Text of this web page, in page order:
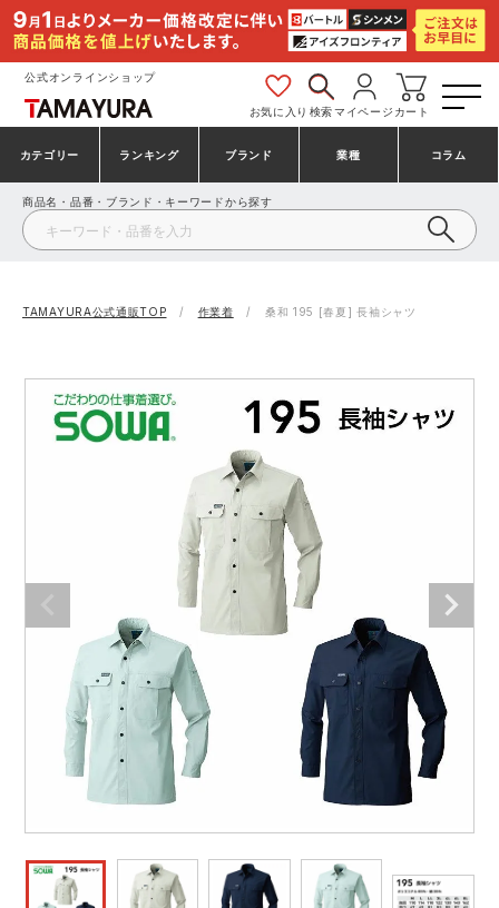
公式オンラインショップ
お気に入り 検索マイページ カート
カテゴリー
安全靴・作業靴
事務服・オフィスウェア
アウトドア・スポーツ
ワークスーツ
コンプレッションウェア
ランキング
安全靴ランキング
安全靴スニーカーランキング
アシックス安全靴ランキング
ミズノ安全靴ランキング
アウトドアウェアランキング
つなぎランキング
空調服ランキング
コンプレッションウェアランキング
ブランド
アシックス
プーマ コンバース（CONVERSE）
アイズフロンティア TSDESIGN
アイトス株式会社
ジーベック
クロダルマ 桑和
山田辰 クレヒフク
おたふく手袋 マック
住商モンブラン ボンマックス
業種
建設・建築作業服
製造・工場作業服
大工・鳶作業服
配達・営業作業服
自動車整備士作業服
DIY・日曜大工作業服
飲食店ユニフォーム
コラム
商品名・品番・ブランド・キーワードから探す
TAMAYURA公式通販TOP 作業着 桑和 195 [春夏] 長袖シャツ